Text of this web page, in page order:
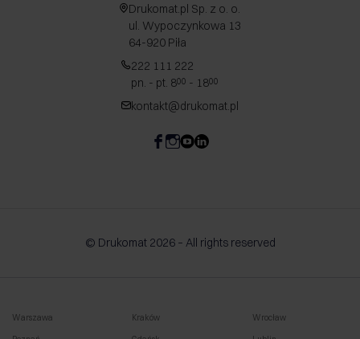
Drukomat.pl Sp. z o. o.
ul. Wypoczynkowa 13
64-920 Piła
222 111 222
pn. - pt. 800 - 1800
kontakt@drukomat.pl
© Drukomat 2026 – All rights reserved
Warszawa Kraków Wrocław